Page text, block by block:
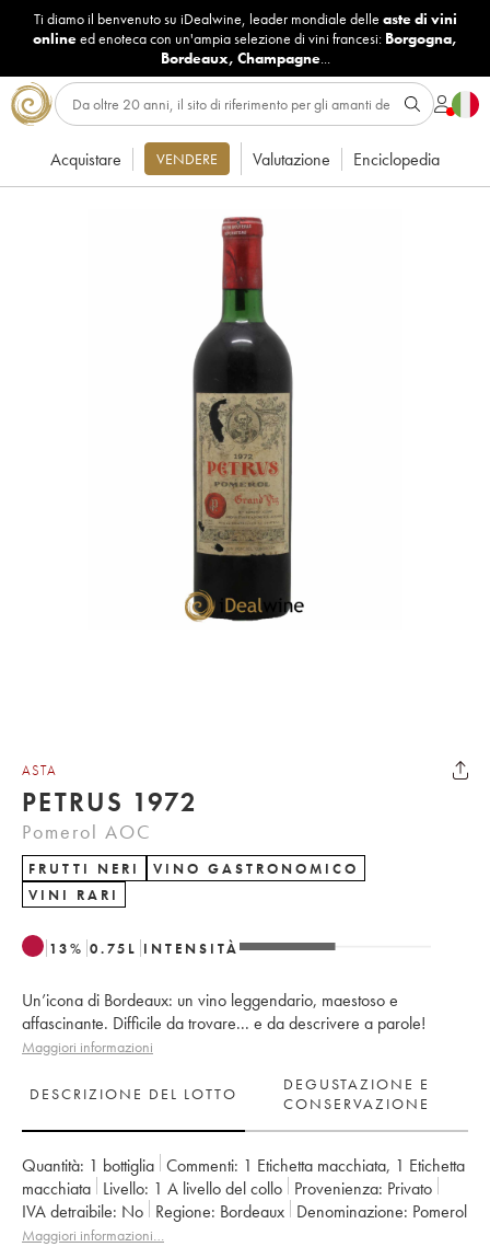
Ti diamo il benvenuto su iDealwine, leader mondiale delle aste di vini
onlineed enoteca con un'ampia selezione di vini francesi: Borgogna,
Bordeaux, Champagne...
Acquistare VENDERE Valutazione Enciclopedia
ASTA
PETRUS 1972
Pomerol AOC
FRUTTI NERI
VINO GASTRONOMICO
VINI RARI
13% 0.75 L INTENSITÀ
Un’icona di Bordeaux: un vino leggendario, maestoso e
affascinante. Difficile da trovare... e da descrivere a parole!
Maggiori informazioni
DESCRIZIONE DEL LOTTO
DEGUSTAZIONE E
CONSERVAZIONE
Quantità: 1 bottiglia Commenti: 1 Etichetta macchiata, 1 Etichetta
macchiata Livello: 1 A livello del collo Provenienza:
privato
IVA detraibile:
no Regione: Bordeaux Denominazione: Pomerol
Proprietario: SC du Château Petrus
Maggiori informazioni…